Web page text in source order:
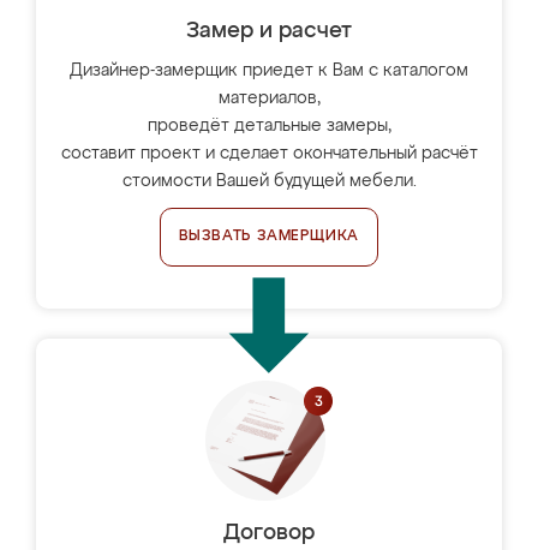
Замер и расчет
Дизайнер-замерщик приедет к Вам с каталогом
материалов,
проведёт детальные замеры,
составит проект и сделает окончательный расчёт
стоимости Вашей будущей мебели.
ВЫЗВАТЬ ЗАМЕРЩИКА
Договор